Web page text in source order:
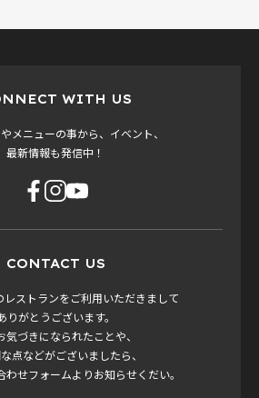
WITH US
メニューの事から、イベント、
最新情報も発信中！
CONTACT US
レストランをご利用いただきまして
りがとうございます。
気づきになられたことや、
点などがございましたら、
わせフォームよりお知らせくだい。